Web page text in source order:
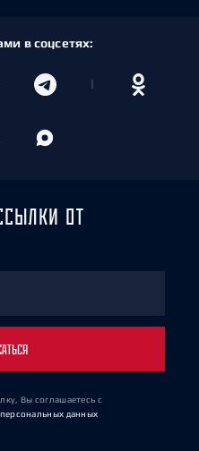
в соцсетях:
ОТ
Вы соглашаетесь с
данных